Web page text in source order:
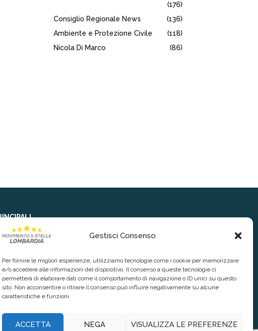
Gestisci Consenso
Per fornire le migliori esperienze, utilizziamo tecnologie come i cookie per memorizzare
e/o accedere alle informazioni del dispositivo. Il consenso a queste tecnologie ci
permetterà di elaborare dati come il comportamento di navigazione o ID unici su questo
sito. Non acconsentire o ritirare il consenso può influire negativamente su alcune
caratteristiche e funzioni.
ACCETTA NEGA VISUALIZZA LE PREFERENZE
(176)
Consiglio Regionale News
(136)
Ambiente e Protezione Civile
(118)
Nicola Di Marco
(86)